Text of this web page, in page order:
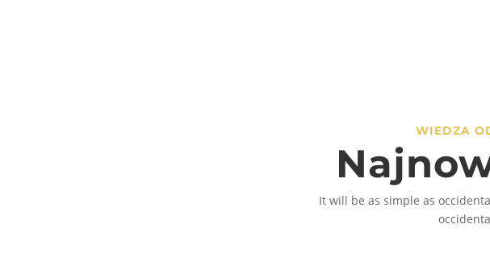
WIEDZA
It will be as simple as